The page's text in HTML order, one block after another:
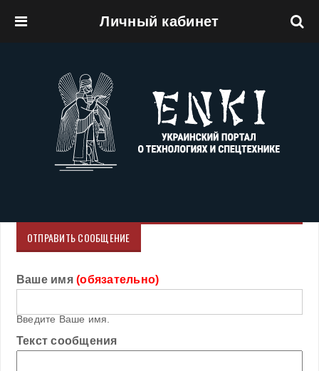
Личный кабинет
ОТПРАВИТЬ СООБЩЕНИЕ
Ваше имя(обязательно)
Введите Ваше имя.
Текст сообщения